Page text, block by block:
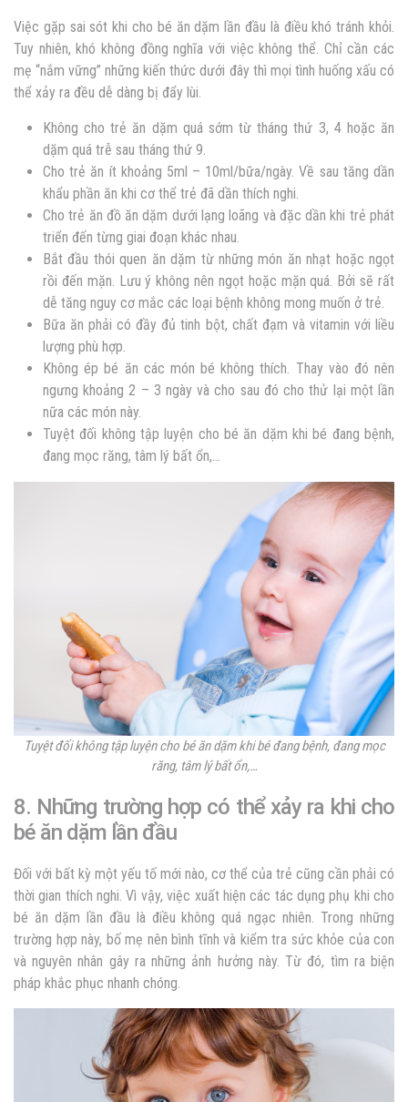
Việc gặp sai sót khi cho bé ăn dặm lần đầu là điều khó tránh khỏi.
Tuy nhiên, khó không đồng nghĩa với việc không thể. Chỉ cần các
mẹ “nắm vững” những kiến thức dưới đây thì mọi tình huống xấu có
thể xảy ra đều dễ dàng bị đẩy lùi.
Không cho trẻ ăn dặm quá sớm từ tháng thứ 3, 4 hoặc ăn
dặm quá trễ sau tháng thứ 9.
Cho trẻ ăn ít khoảng 5ml – 10ml/bữa/ngày. Về sau tăng dần
khẩu phần ăn khi cơ thể trẻ đã dần thích nghi.
Cho trẻ ăn đồ ăn dặm dưới lạng loãng và đặc dần khi trẻ phát
triển đến từng giai đoạn khác nhau.
Bắt đầu thói quen ăn dặm từ những món ăn nhạt hoặc ngọt
rồi đến mặn. Lưu ý không nên ngọt hoặc mặn quá. Bởi sẽ rất
dễ tăng nguy cơ mắc các loại bệnh không mong muốn ở trẻ.
Bữa ăn phải có đầy đủ tinh bột, chất đạm và vitamin với liều
lượng phù hợp.
Không ép bé ăn các món bé không thích. Thay vào đó nên
ngưng khoảng 2 – 3 ngày và cho sau đó cho thử lại một lần
nữa các món này.
Tuyệt đối không tập luyện cho bé ăn dặm khi bé đang bệnh,
đang mọc răng, tâm lý bất ổn,…
Tuyệt đối không tập luyện cho bé ăn dặm khi bé đang bệnh, đang mọc
răng, tâm lý bất ổn,…
8. Những trường hợp có thể xảy ra khi cho
bé ăn dặm lần đầu
Đối với bất kỳ một yếu tố mới nào, cơ thể của trẻ cũng cần phải có
thời gian thích nghi. Vì vậy, việc xuất hiện các tác dụng phụ khi cho
bé ăn dặm lần đầu là điều không quá ngạc nhiên. Trong những
trường hợp này, bố mẹ nên bình tĩnh và kiểm tra sức khỏe của con
và nguyên nhân gây ra những ảnh hưởng này. Từ đó, tìm ra biện
pháp khắc phục nhanh chóng.